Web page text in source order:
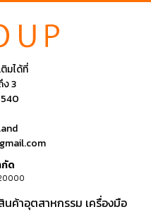
มได้ที่
3
กัด
ค้าอุตสาหกรรม เครื่องมือ